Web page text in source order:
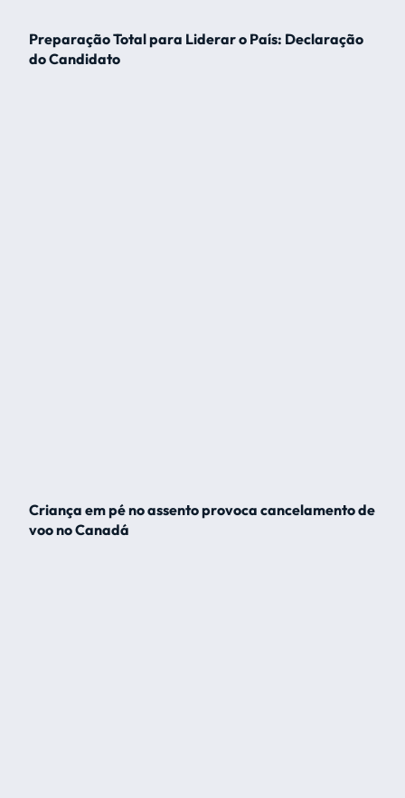
Preparação Total para Liderar o País: Declaração
do Candidato
Criança em pé no assento provoca cancelamento de
voo no Canadá